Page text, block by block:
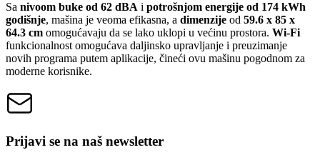
Sa nivoom buke od 62 dBA i potrošnjom energije od 174 kWh
godišnje, mašina je veoma efikasna, a dimenzije od 59.6 x 85 x
64.3 cm omogućavaju da se lako uklopi u većinu prostora. Wi-Fi
funkcionalnost omogućava daljinsko upravljanje i preuzimanje
novih programa putem aplikacije, čineći ovu mašinu pogodnom za
moderne korisnike.
Prijavi se na naš newsletter